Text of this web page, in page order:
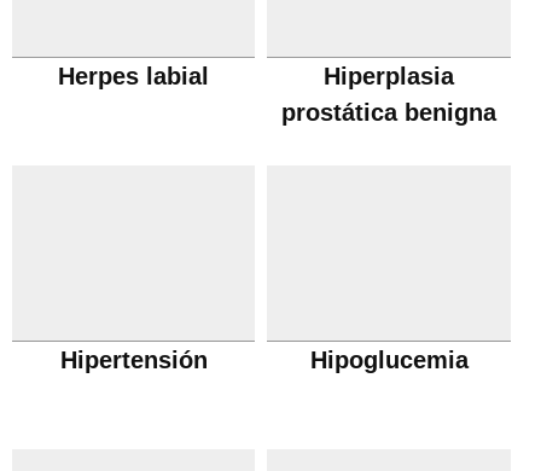
Herpes labial
Hiperplasia
prostática benigna
Hipertensión Hipoglucemia